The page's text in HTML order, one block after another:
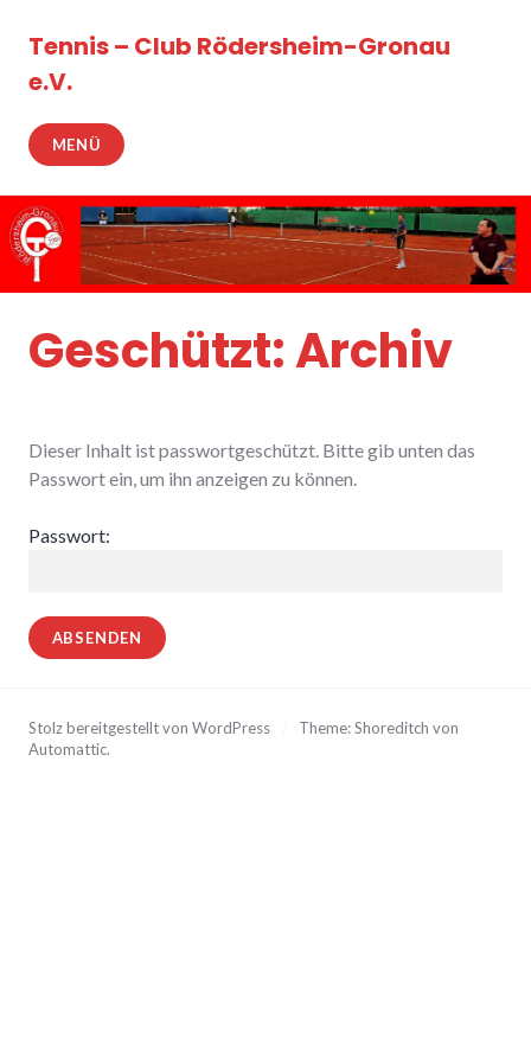
Inhalt
springen
Tennis – Club Rödersheim-Gronau
e.V.
MENÜ
Geschützt: Archiv
Dieser Inhalt ist passwortgeschützt. Bitte gib unten das
Passwort ein, um ihn anzeigen zu können.
Passwort:
Stolz bereitgestellt von WordPress
Theme: Shoreditch von
Automattic.